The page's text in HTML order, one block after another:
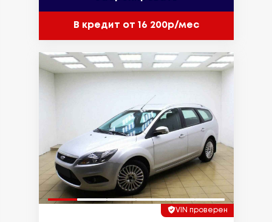
В кредит от 16 200р/мес
VIN проверен